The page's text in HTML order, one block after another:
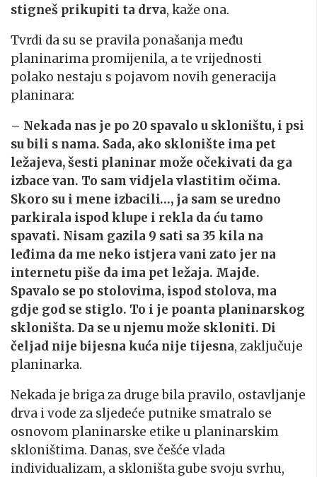
stigneš prikupiti ta drva, kaže ona.
Tvrdi da su se pravila ponašanja među
planinarima promijenila, a te vrijednosti
polako nestaju s pojavom novih generacija
planinara:
– Nekada nas je po 20 spavalo u skloništu, i psi
su bili s nama. Sada, ako sklonište ima pet
ležajeva, šesti planinar može očekivati da ga
izbace van. To sam vidjela vlastitim očima.
Skoro su i mene izbacili…, ja sam se uredno
parkirala ispod klupe i rekla da ću tamo
spavati. Nisam gazila 9 sati sa 35 kila na
leđima da me neko istjera vani zato jer na
internetu piše da ima pet ležaja. Majde.
Spavalo se po stolovima, ispod stolova, ma
gdje god se stiglo. To i je poanta planinarskog
skloništa. Da se u njemu može skloniti. Di
čeljad nije bijesna kuća nije tijesna, zaključuje
planinarka.
Nekada je briga za druge bila pravilo, ostavljanje
drva i vode za sljedeće putnike smatralo se
osnovom planinarske etike u planinarskim
skloništima. Danas, sve češće vlada
individualizam, a skloništa gube svoju svrhu,